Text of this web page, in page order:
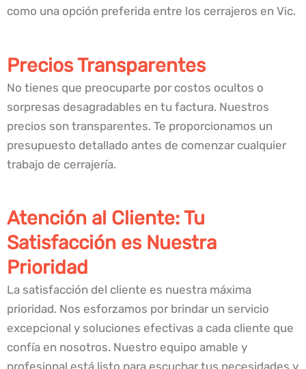
como una opción preferida entre los cerrajeros en Vic.
Precios Transparentes
No tienes que preocuparte por costos ocultos o
sorpresas desagradables en tu factura. Nuestros
precios son transparentes. Te proporcionamos un
presupuesto detallado antes de comenzar cualquier
trabajo de cerrajería.
Atención al Cliente: Tu
Satisfacción es Nuestra
Prioridad
La satisfacción del cliente es nuestra máxima
prioridad. Nos esforzamos por brindar un servicio
excepcional y soluciones efectivas a cada cliente que
confía en nosotros. Nuestro equipo amable y
profesional está listo para escuchar tus necesidades y